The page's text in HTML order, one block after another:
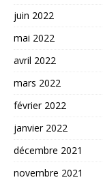
juin 2022
mai 2022
avril 2022
mars 2022
février 2022
janvier 2022
décembre 2021
novembre 2021